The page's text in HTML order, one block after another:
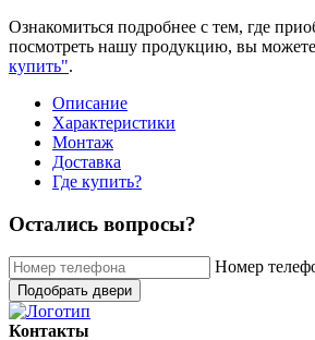
Ознакомиться подробнее с тем, где
посмотреть нашу продукцию, вы можете
купить".
Описание
Характеристики
Монтаж
Доставка
Где купить?
Остались вопросы?
Номер
Подобрать двери
Контакты